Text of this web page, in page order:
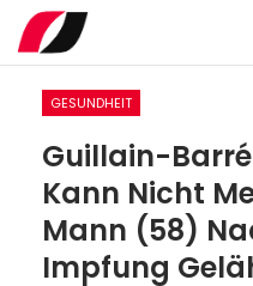
GESUNDHEIT
Guillain-
Kann Nicht
Mann (58)
Impfung